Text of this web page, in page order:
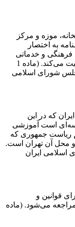
موزه و مرکز
به اختصار
فرهنگی و خدماتی
است که زیر نظر مستقیم رئیس مجلس فعالیت می‌کند. (ماده 1
شورای اسلامی
که در این
است آموزشی
ریاست جمهوری که
و محل آن تهران است.
اسلامی ایران
قوانین و
می‌شود. (ماده